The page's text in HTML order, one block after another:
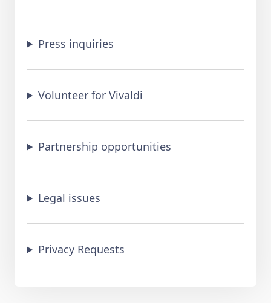
Press inquiries
Volunteer for Vivaldi
Partnership opportunities
Legal issues
Privacy Requests